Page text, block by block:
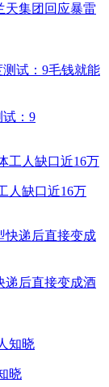
天集团回应暴雷
试：9
人缺口近16万
递后直接变成酒
晓